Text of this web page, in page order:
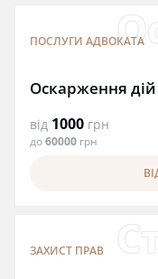
ПОСЛУГИ АДВОКАТА
Оскарження дій
від 1000 грн
до60000 грн
ЗАХИСТ ПРАВ